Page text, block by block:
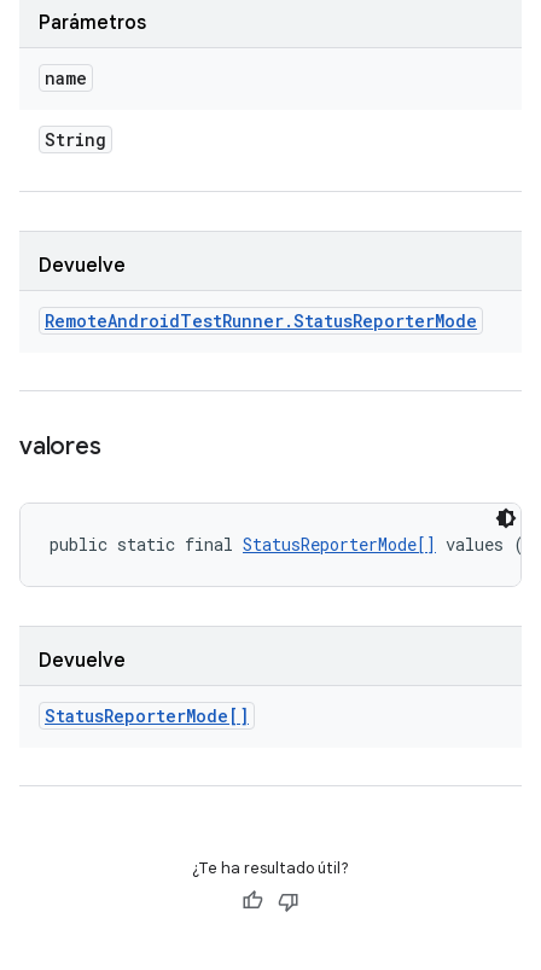
Parámetros
name
String
Devuelve
RemoteAndroidTestRunner.StatusReporterMode
valores
public static final StatusReporterMode[] values ()
Devuelve
StatusReporterMode[]
¿Te ha resultado útil?